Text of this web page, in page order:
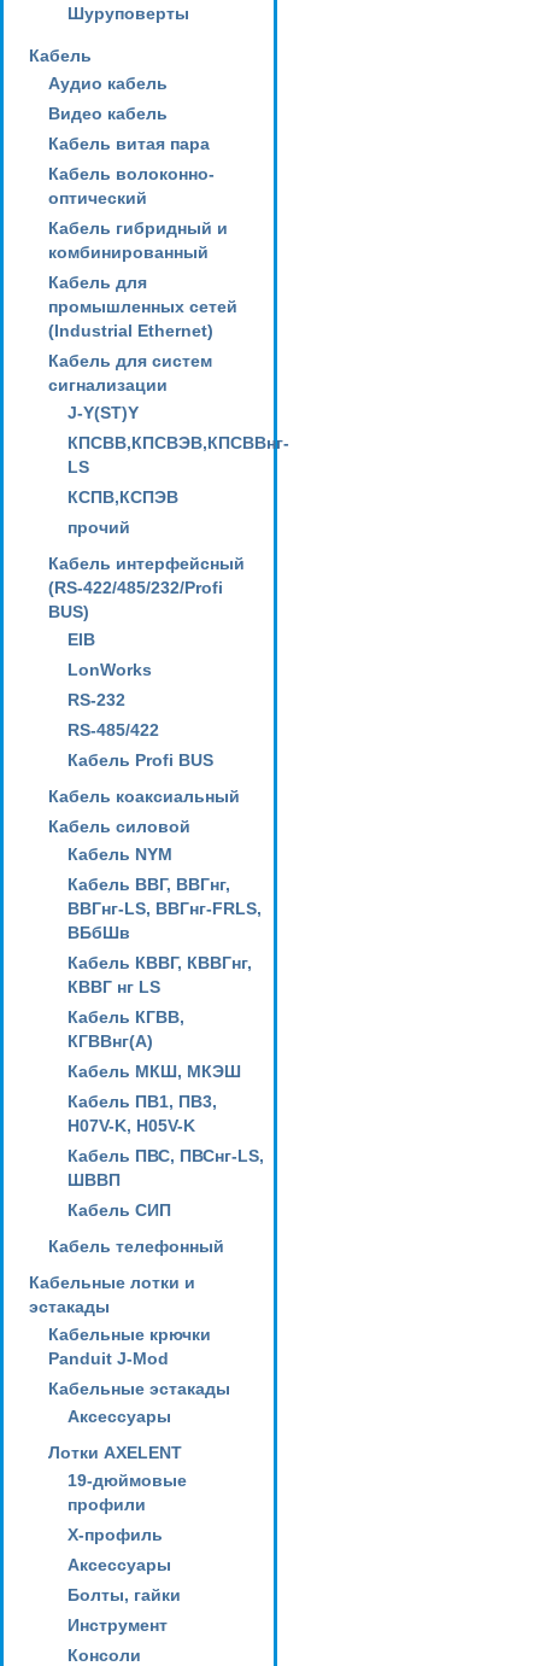
Шуруповерты
Кабель
Аудио кабель
Видео кабель
Кабель витая пара
Кабель волоконно-
оптический
Кабель гибридный и
комбинированный
Кабель для
промышленных сетей
(Industrial Ethernet)
Кабель для систем
сигнализации
J-Y(ST)Y
КПСВВ,КПСВЭВ,КПСВВнг-
LS
КСПВ,КСПЭВ
прочий
Кабель интерфейсный
(RS-422/485/232/Profi
BUS)
EIB
LonWorks
RS-232
RS-485/422
Кабель Profi BUS
Кабель коаксиальный
Кабель силовой
Кабель NYM
Кабель ВВГ, ВВГнг,
ВВГнг-LS, ВВГнг-FRLS,
ВБбШв
Кабель КВВГ, КВВГнг,
КВВГ нг LS
Кабель КГВВ,
КГВВнг(А)
Кабель МКШ, МКЭШ
Кабель ПВ1, ПВ3,
H07V-K, H05V-K
Кабель ПВС, ПВСнг-LS,
ШВВП
Кабель СИП
Кабель телефонный
Кабельные лотки и
эстакады
Кабельные крючки
Panduit J-Mod
Кабельные эстакады
Аксессуары
Лотки AXELENT
19-дюймовые
профили
X-профиль
Аксессуары
Болты, гайки
Инструмент
Консоли